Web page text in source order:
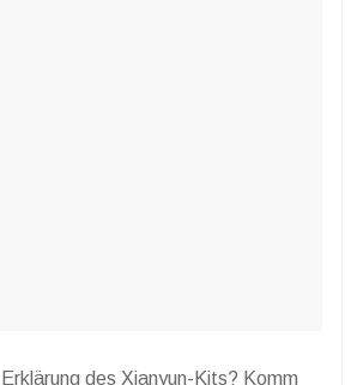
des Xianyun-Kits? Komm